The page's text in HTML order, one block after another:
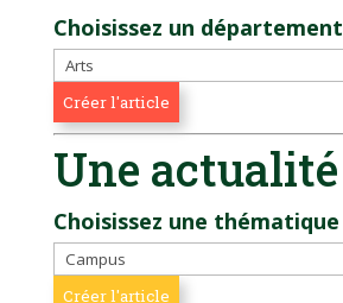
Choisissez un département
Une actualité
Choisissez une thématique